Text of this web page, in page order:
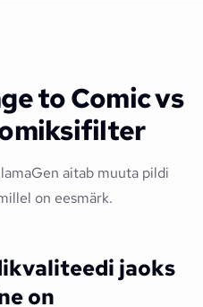
to Comic vs
aitab muuta pildi
on eesmärk.
jaoks
on